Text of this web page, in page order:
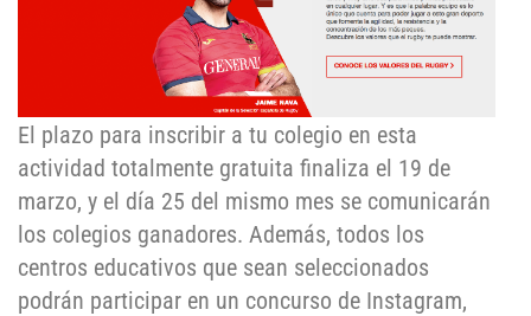
El plazo para inscribir a tu colegio en esta
actividad totalmente gratuita finaliza el 19 de
marzo, y el día 25 del mismo mes se comunicarán
los colegios ganadores. Además, todos los
centros educativos que sean seleccionados
podrán participar en un concurso de Instagram,